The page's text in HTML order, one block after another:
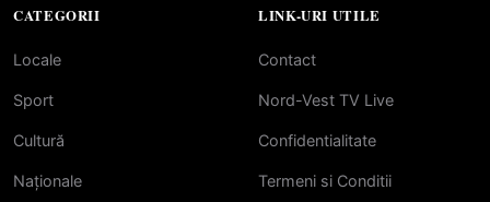
CATEGORII
Locale
Sport
Cultură
Naționale
LINK-URI UTILE
Contact
Nord-Vest TV Live
Confidentialitate
Termeni si Conditii